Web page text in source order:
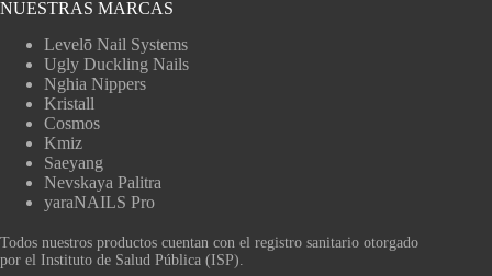
NUESTRAS MARCAS
Levelō Nail Systems
Ugly Duckling Nails
Nghia Nippers
Kristall
Cosmos
Kmiz
Saeyang
Nevskaya Palitra
yaraNAILS Pro
Todos nuestros productos cuentan con el registro sanitario otorgado
por el Instituto de Salud Pública (ISP).